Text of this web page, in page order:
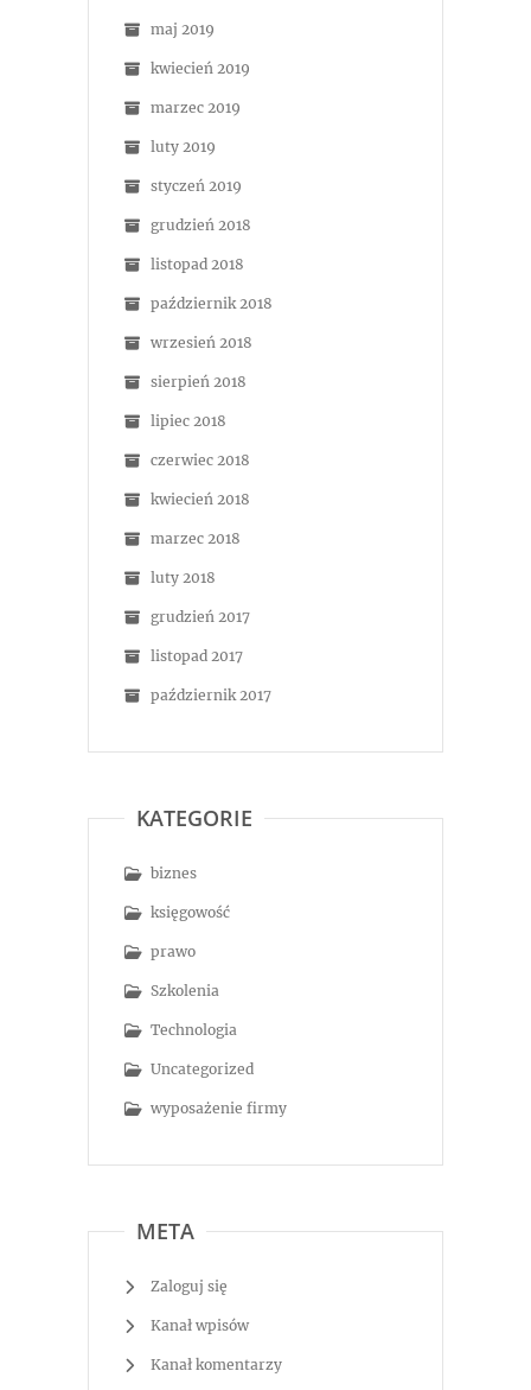
maj 2019
kwiecień 2019
marzec 2019
luty 2019
styczeń 2019
grudzień 2018
listopad 2018
październik 2018
wrzesień 2018
sierpień 2018
lipiec 2018
czerwiec 2018
kwiecień 2018
marzec 2018
luty 2018
grudzień 2017
listopad 2017
październik 2017
KATEGORIE
biznes
księgowość
prawo
Szkolenia
Technologia
Uncategorized
wyposażenie firmy
META
Zaloguj się
Kanał wpisów
Kanał komentarzy